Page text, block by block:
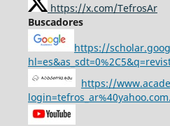
https://x.com/TefrosAr
Buscadores
https://
https://